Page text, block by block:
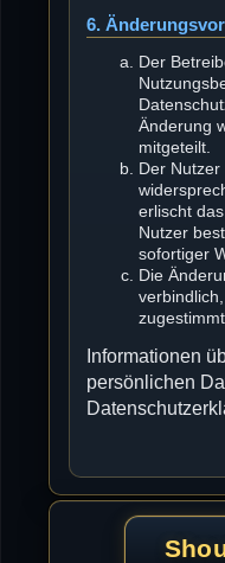
6.
Der
Änderung
mitgeteilt.
Der
erlischt
Nutzer
sofortiger
Die
Informationen
persönlichen